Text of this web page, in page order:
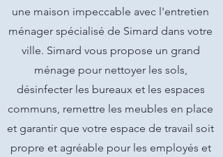
une maison impeccable avec l'entretien
ménager spécialisé de Simard dans votre
ville. Simard vous propose un grand
ménage pour nettoyer les sols,
désinfecter les bureaux et les espaces
communs, remettre les meubles en place
et garantir que votre espace de travail soit
propre et agréable pour les employés et